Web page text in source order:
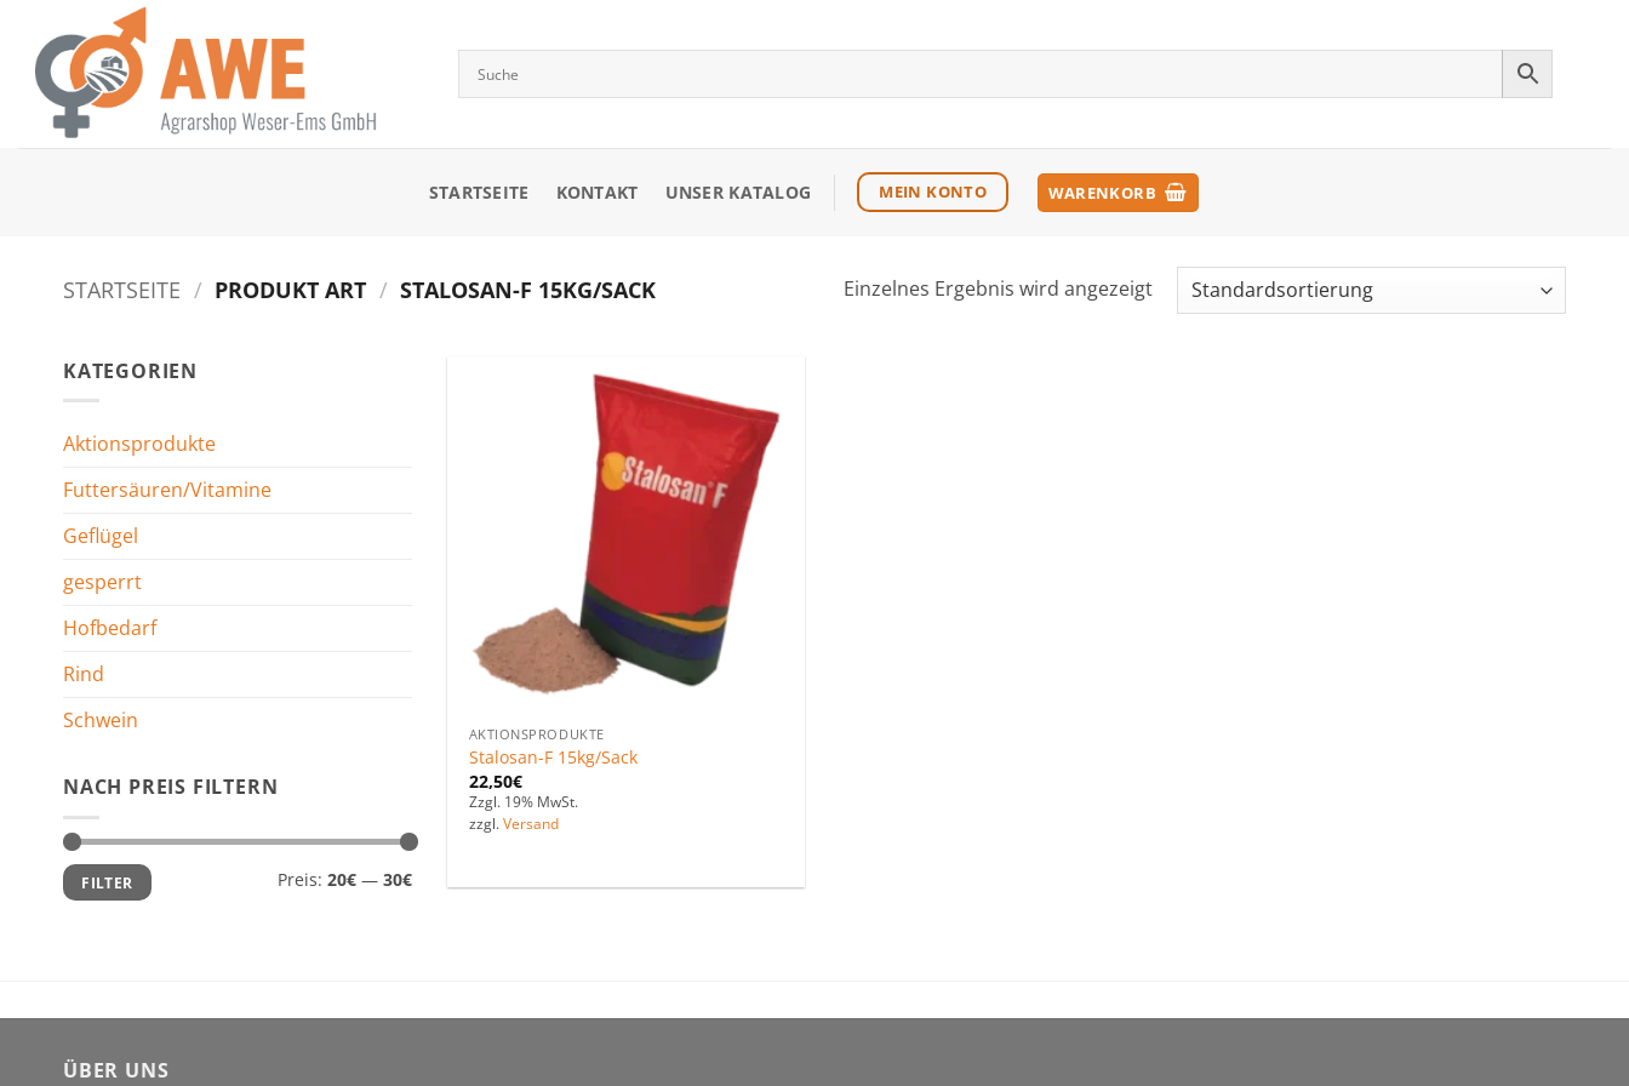
Inhalt
springen
STARTSEITE KONTAKT UNSER KATALOG MEIN KONTO WARENKORB
STARTSEITE / PRODUKT ART / STALOSAN-F 15KG/SACK Einzelnes Ergebnis wird angezeigt
KATEGORIEN
Aktionsprodukte
Futtersäuren/Vitamine
Geflügel
gesperrt
Hofbedarf
Rind
Schwein
NACH PREIS FILTERN
Min.
Preis
Max.
Preis
FILTER Preis: 20€— 30€
Favoriten
hinzufügen
AKTIONSPRODUKTE
Stalosan-F 15kg/Sack
22,50€
Zzgl. 19% MwSt.
zzgl. Versand
ÜBER UNS